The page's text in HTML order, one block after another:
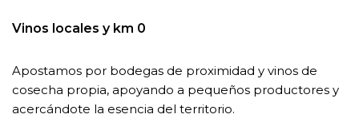
Vinos locales y km 0
Apostamos por bodegas de proximidad y vinos de
cosecha propia, apoyando a pequeños productores y
acercándote la esencia del territorio.